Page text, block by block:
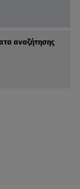
αναζήτησης